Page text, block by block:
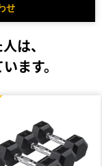
せ
は、
ます。